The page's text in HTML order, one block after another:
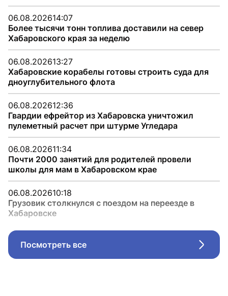
06.08.202614:07
Более тысячи тонн топлива доставили на север
Хабаровского края за неделю
06.08.202613:27
Хабаровские корабелы готовы строить суда для
дноуглубительного флота
06.08.202612:36
Гвардии ефрейтор из Хабаровска уничтожил
пулеметный расчет при штурме Угледара
06.08.202611:34
Почти 2000 занятий для родителей провели
школы для мам в Хабаровском крае
06.08.202610:18
Грузовик столкнулся с поездом на переезде в
Хабаровске
Посмотреть все